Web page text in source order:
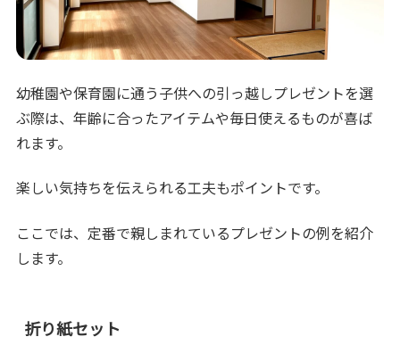
幼稚園や保育園に通う子供への引っ越しプレゼントを選
ぶ際は、年齢に合ったアイテムや毎日使えるものが喜ば
れます。
楽しい気持ちを伝えられる工夫もポイントです。
ここでは、定番で親しまれているプレゼントの例を紹介
します。
折り紙セット